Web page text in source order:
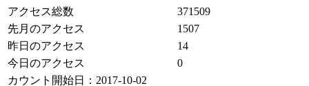
アクセス総数
371509
先月のアクセス
1507
昨日のアクセス
14
今日のアクセス
0
カウント開始日：2017-10-02